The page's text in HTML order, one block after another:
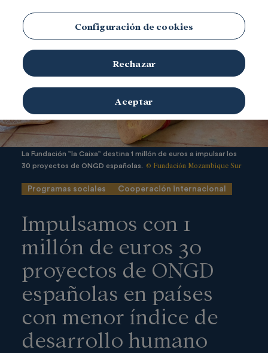
La Fundación ”la Caixa” destina 1 millón de euros a impulsar los
30 proyectos de ONGD españolas. © Fundación Mozambique Sur
Programas sociales Cooperación internacional
Impulsamos con 1
millón de euros 30
proyectos de ONGD
españolas en países
con menor índice de
desarrollo humano
Configuración de cookies
Rechazar
Aceptar